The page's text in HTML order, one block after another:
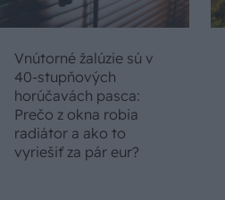
Vnútorné žalúzie sú v
40-stupňových
horúčavách pasca:
Prečo z okna robia
radiátor a ako to
vyriešiť za pár eur?